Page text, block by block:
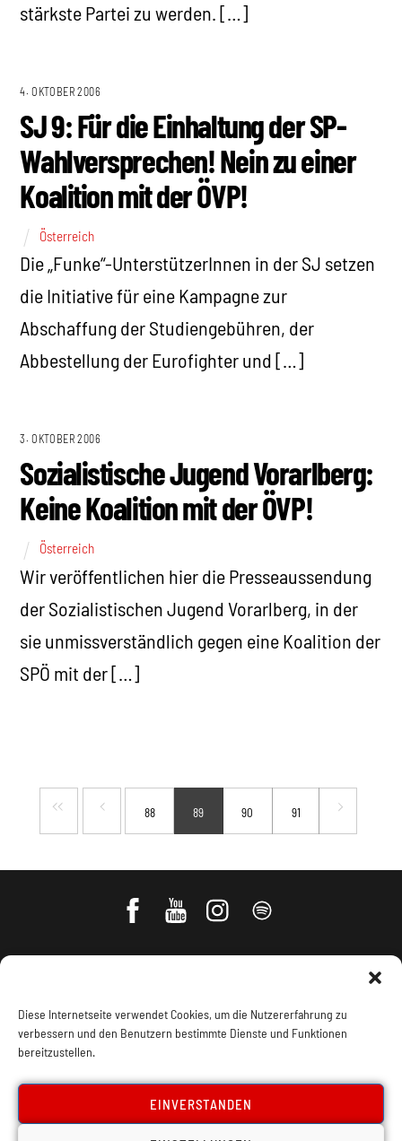
Diese Internetseite verwendet Cookies, um die Nutzererfahrung zu
verbessern und den Benutzern bestimmte Dienste und Funktionen
bereitzustellen.
EINVERSTANDEN
stärkste Partei zu werden. […]
4. OKTOBER 2006
SJ 9: Für die Einhaltung der SP-
Wahlversprechen! Nein zu einer
Koalition mit der ÖVP!
Österreich
Die „Funke“-UnterstützerInnen in der SJ setzen
die Initiative für eine Kampagne zur
Abschaffung der Studiengebühren, der
Abbestellung der Eurofighter und […]
3. OKTOBER 2006
Sozialistische Jugend Vorarlberg:
Keine Koalition mit der ÖVP!
Österreich
Wir veröffentlichen hier die Presseaussendung
der Sozialistischen Jugend Vorarlberg, in der
sie unmissverständlich gegen eine Koalition der
SPÖ mit der […]
88 89 90 91
Impressum, Offenlegung Cookie Policy